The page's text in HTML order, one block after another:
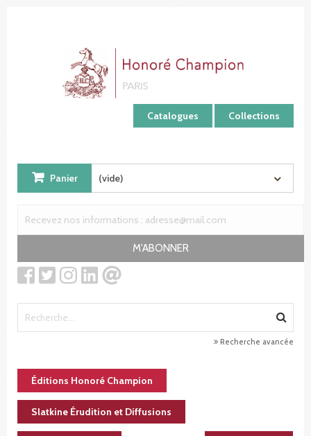
Catalogues Collections
Panier (vide)
M'ABONNER
Recherche avancée
Éditions Honoré Champion
Slatkine Érudition et Diffusions